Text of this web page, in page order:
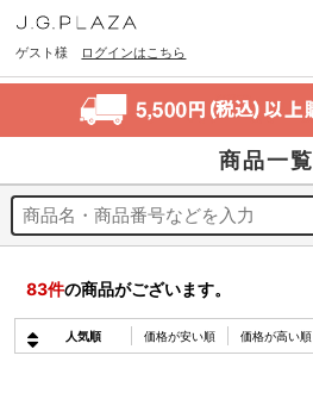
ゲスト様 ログインはこちら
商品一覧
83件の商品がございます。
人気順 価格が安い順 価格が高い順